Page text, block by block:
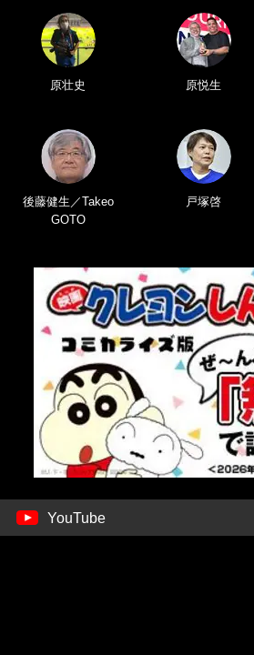
原壮史 原悦生
後藤健生／Takeo
GOTO
戸塚啓
YouTube